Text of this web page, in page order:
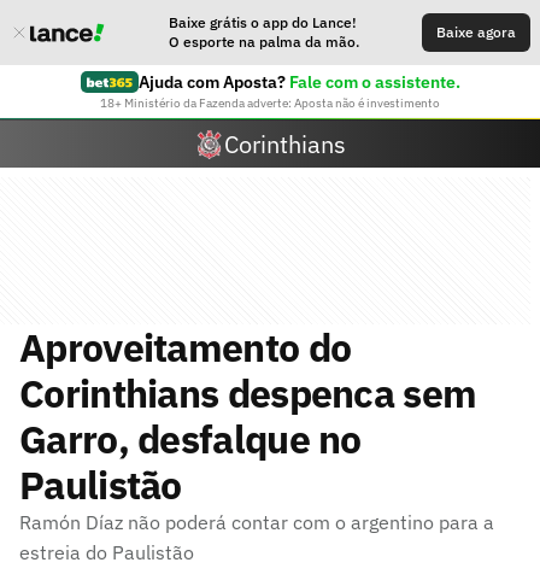
Baixe grátis o app do Lance!
O esporte na palma da mão.
Baixe agora
Ajuda com Aposta? Fale com o assistente.
18+ Ministério da Fazenda adverte: Aposta não é investimento
Corinthians
Aproveitamento do
Corinthians despenca sem
Garro, desfalque no
Paulistão
Ramón Díaz não poderá contar com o argentino para a
estreia do Paulistão